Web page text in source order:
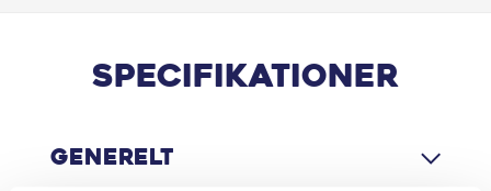
Bagagerumsdækken
El-spejle med varme
Specifikationer
Generelt